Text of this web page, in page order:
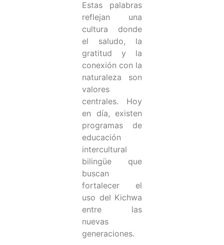
Estas palabras
reflejan una
cultura donde
el saludo, la
gratitud y la
conexión con la
naturaleza son
valores
centrales. Hoy
en día, existen
programas de
educación
intercultural
bilingüe que
buscan
fortalecer el
uso del Kichwa
entre las
nuevas
generaciones.